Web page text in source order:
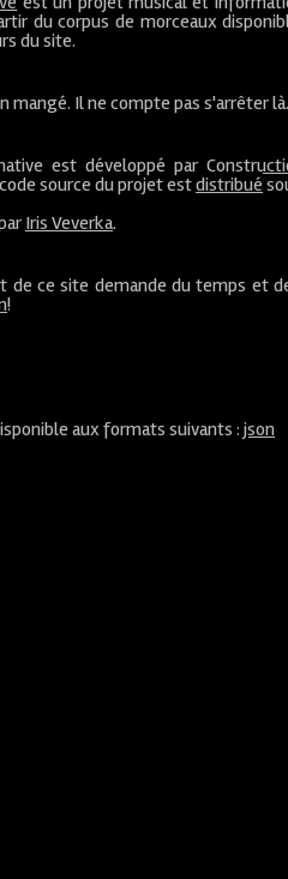
du corpus de morceaux
du site.
mangé. Il ne compte pas s'arrêter là.
est développé par
source du projet estdistribué
Iris Veverka.
de ce site demande du temps et
!
aux formats suivants :json